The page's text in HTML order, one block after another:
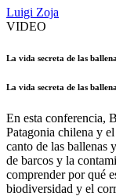
Luigi Zoja
VIDEO
La vida secreta de las
La vida secreta de las
En esta conferencia,
Patagonia chilena y
canto de las ballenas
de barcos y la
comprender por qué
biodiversidad y el